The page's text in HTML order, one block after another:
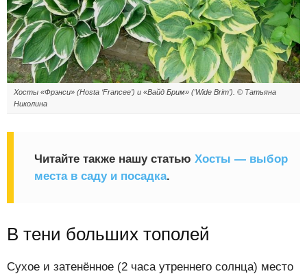
Хосты «Фрэнси» (Hosta ‘Francee’) и «Вайд Брим» (‘Wide Brim’). © Татьяна
Николина
Читайте также нашу статью Хосты — выбор
места в саду и посадка.
В тени больших тополей
Сухое и затенённое (2 часа утреннего солнца) место